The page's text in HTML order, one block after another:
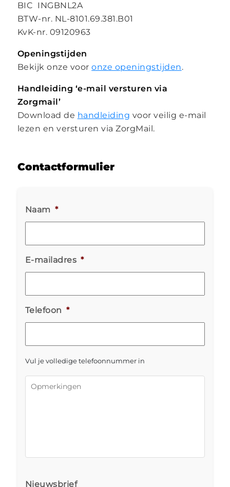
BIC INGBNL2A
BTW-nr. NL-8101.69.381.B01
KvK-nr. 09120963
Openingstijden
Bekijk onze vooronze openingstijden.
Handleiding ‘e-mail versturen via
Zorgmail’
Download de handleiding voor veilig e-mail
lezen en versturen via ZorgMail.
Contactformulier
Naam *
E-mailadres *
Telefoon *
Vul je volledige telefoonnummer in
Opmerkingen
Nieuwsbrief